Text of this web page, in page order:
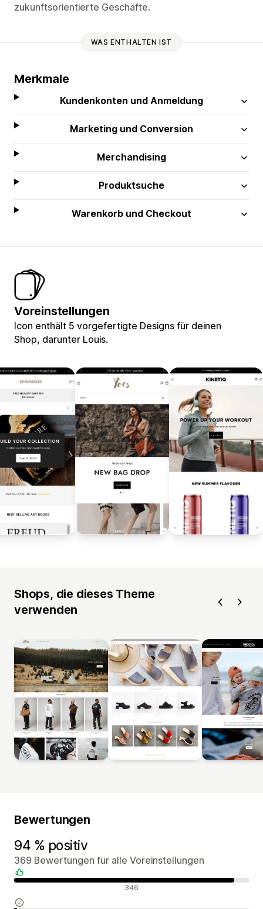
zukunftsorientierte Geschäfte.
WAS ENTHALTEN IST
Merkmale
Kundenkonten und Anmeldung
Marketing und Conversion
Merchandising
Produktsuche
Warenkorb und Checkout
Voreinstellungen
Icon enthält 5 vorgefertigte Designs für deinen
Shop, darunter Louis.
Shops, die dieses Theme
verwenden
Bewertungen
94 % positiv
369 Bewertungen für alle Voreinstellungen
Positive Bewertungen 346